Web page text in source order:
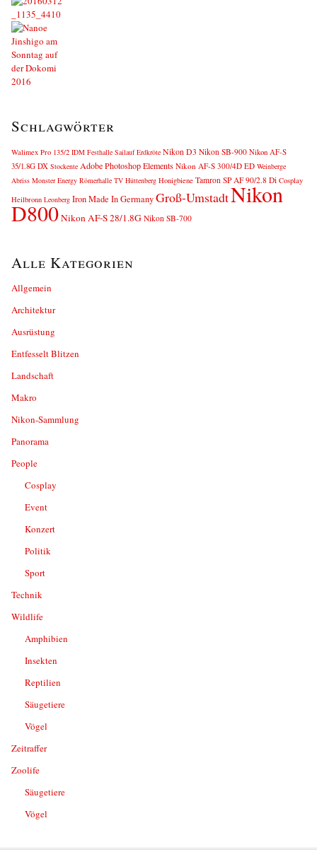
Schlagwörter
Walimex Pro 135/2 IDM Festhalle Sailauf Erdkröte Nikon D3 Nikon SB-900 Nikon AF-S
35/1.8G DX Stockente Adobe Photoshop Elements Nikon AF-S 300/4D ED Weinberge
Abriss Monster Energy Römerhalle TV Hüttenberg Honigbiene Tamron SP AF 90/2.8 Di Cosplay
Heilbronn Leonberg Iron Made In GermanyGroß-UmstadtNikon
D800Nikon AF-S 28/1.8G Nikon SB-700
Alle Kategorien
Allgemein
Architektur
Ausrüstung
Entfesselt Blitzen
Landschaft
Makro
Nikon-Sammlung
Panorama
People
Cosplay
Event
Konzert
Politik
Sport
Technik
Wildlife
Amphibien
Insekten
Reptilien
Säugetiere
Vögel
Zeitraffer
Zoolife
Säugetiere
Vögel